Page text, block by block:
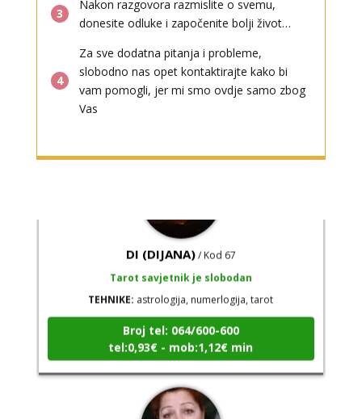
3
Nakon razgovora razmislite o svemu,
donesite odluke i započenite bolji život…
4
Za sve dodatna pitanja i probleme,
slobodno nas opet kontaktirajte kako bi
vam pomogli, jer mi smo ovdje samo zbog
Vas
VIKTORIJA/ Kod 369
Tarot savjetnik je zauzet
TEHNIKE:astrologija, numerologija, tarot, radiestezija
Broj tel: 064/600-600
DI (DIJANA)/ Kod 67
Tarot savjetnik je slobodan
TEHNIKE: astrologija, numerlogija, tarot
Broj tel: 064/600-600
tel:0,93€ - mob:1,12€ min